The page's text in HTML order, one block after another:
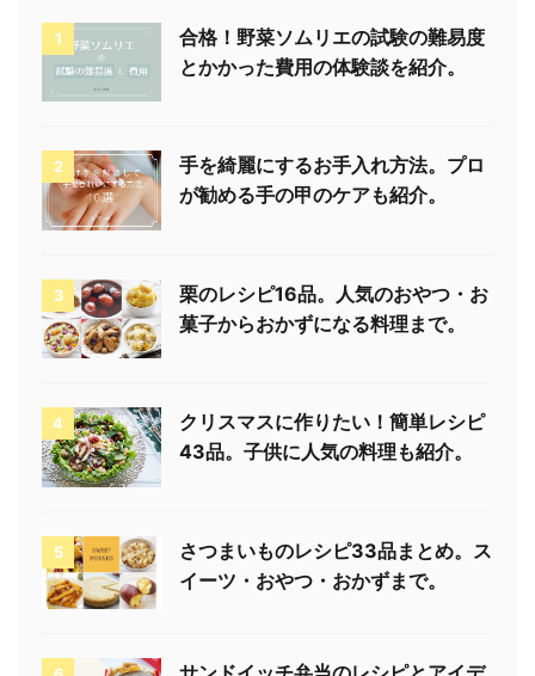
1
合格！野菜ソムリエの試験の難易度
とかかった費用の体験談を紹介。
2
手を綺麗にするお手入れ方法。プロ
が勧める手の甲のケアも紹介。
3
栗のレシピ16品。人気のおやつ・お
菓子からおかずになる料理まで。
4
クリスマスに作りたい！簡単レシピ
43品。子供に人気の料理も紹介。
5
さつまいものレシピ33品まとめ。ス
イーツ・おやつ・おかずまで。